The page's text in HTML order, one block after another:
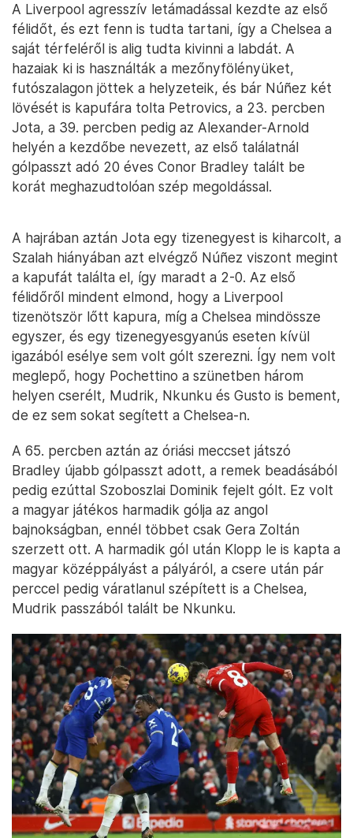
A Liverpool agresszív letámadással kezdte az első
félidőt, és ezt fenn is tudta tartani, így a Chelsea a
saját térfeléről is alig tudta kivinni a labdát. A
hazaiak ki is használták a mezőnyfölényüket,
futószalagon jöttek a helyzeteik, és bár Núñez két
lövését is kapufára tolta Petrovics, a 23. percben
Jota, a 39. percben pedig az Alexander-Arnold
helyén a kezdőbe nevezett, az első találatnál
gólpasszt adó 20 éves Conor Bradley talált be
korát meghazudtolóan szép megoldással.
A hajrában aztán Jota egy tizenegyest is kiharcolt, a
Szalah hiányában azt elvégző Núñez viszont megint
a kapufát találta el, így maradt a 2-0. Az első
félidőről mindent elmond, hogy a Liverpool
tizenötször lőtt kapura, míg a Chelsea mindössze
egyszer, és egy tizenegyesgyanús eseten kívül
igazából esélye sem volt gólt szerezni. Így nem volt
meglepő, hogy Pochettino a szünetben három
helyen cserélt, Mudrik, Nkunku és Gusto is bement,
de ez sem sokat segített a Chelsea-n.
A 65. percben aztán az óriási meccset játszó
Bradley újabb gólpasszt adott, a remek beadásából
pedig ezúttal Szoboszlai Dominik fejelt gólt. Ez volt
a magyar játékos harmadik gólja az angol
bajnokságban, ennél többet csak Gera Zoltán
szerzett ott. A harmadik gól után Klopp le is kapta a
magyar középpályást a pályáról, a csere után pár
perccel pedig váratlanul szépített is a Chelsea,
Mudrik passzából talált be Nkunku.